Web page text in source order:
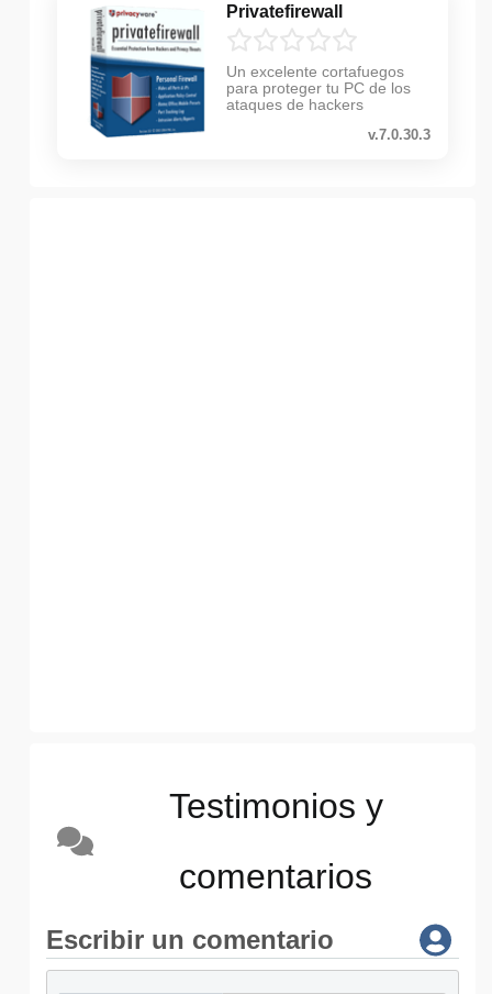
Privatefirewall
Un excelente cortafuegos
para proteger tu PC de los
ataques de hackers
v.7.0.30.3
Testimonios y
comentarios
Escribir un comentario